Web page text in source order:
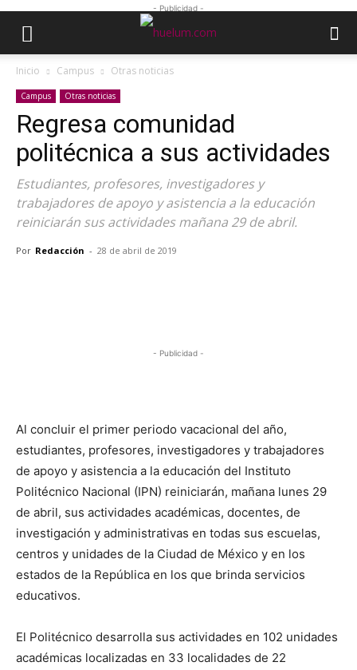
- Publicidad -
Inicio Campus Otras noticias
Campus Otras noticias
Regresa comunidad
politécnica a sus actividades
Estudiantes, profesores, investigadores y
trabajadores de apoyo y asistencia a la educación
reiniciarán sus actividades mañana 29 de abril.
Por Redacción - 28 de abril de 2019
- Publicidad -
Al concluir el primer periodo vacacional del año,
estudiantes, profesores, investigadores y trabajadores
de apoyo y asistencia a la educación del Instituto
Politécnico Nacional (IPN) reiniciarán, mañana lunes 29
de abril, sus actividades académicas, docentes, de
investigación y administrativas en todas sus escuelas,
centros y unidades de la Ciudad de México y en los
estados de la República en los que brinda servicios
educativos.
El Politécnico desarrolla sus actividades en 102 unidades
académicas localizadas en 33 localidades de 22